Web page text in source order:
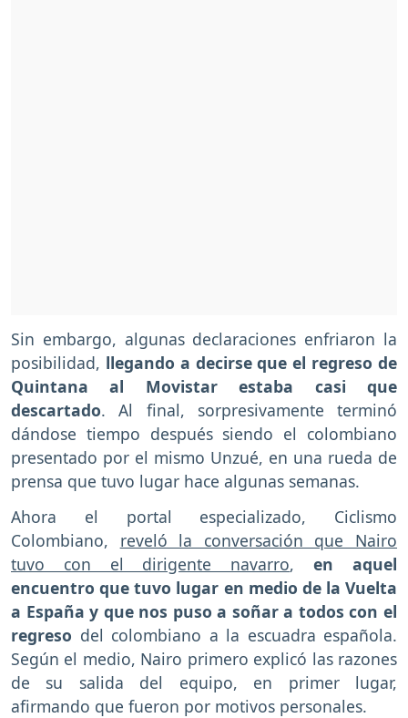
Sin embargo, algunas declaraciones enfriaron la
posibilidad, llegando a decirse que el regreso de
Quintana al Movistar estaba casi que
descartado. Al final, sorpresivamente terminó
dándose tiempo después siendo el colombiano
presentado por el mismo Unzué, en una rueda de
prensa que tuvo lugar hace algunas semanas.
Ahora el portal especializado, Ciclismo
Colombiano, reveló la conversación que Nairo
tuvo con el dirigente navarro,en aquel
encuentro que tuvo lugar en medio de la Vuelta
a España y que nos puso a soñar a todos con el
regreso del colombiano a la escuadra española.
Según el medio, Nairo primero explicó las razones
de su salida del equipo, en primer lugar,
afirmando que fueron por motivos personales.